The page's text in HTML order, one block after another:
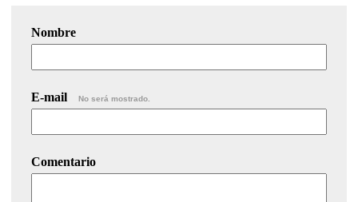
Nombre
E-mail No será mostrado.
Comentario